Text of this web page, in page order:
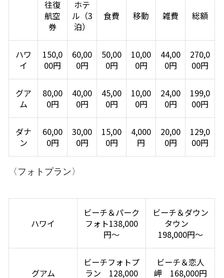
往復
航空
券
ホテ
ル（3
泊）
食費 移動 雑費 総額
ハワ
イ
150,0
00円
60,00
0円
50,00
0円
10,00
0円
44,00
0円
270,0
00円
グア
ム
80,00
0円
40,00
0円
45,00
0円
10,00
0円
24,00
0円
199,0
00円
ダナ
ン
60,00
0円
30,00
0円
15,00
0円
4,000
円
20,00
0円
129,0
00円
〈フォトプラン〉
ハワイ
ビーチ＆パーク
フォト138,000
円～
ビーチ＆ダウン
タウン
198,000円～
グアム
ビーチフォトプ
ラン 128,000
ビーチ＆恋人
岬 168,000円